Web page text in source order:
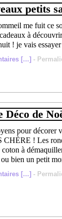
petits
me fuit ce
à
! je vais
[…] -
Déco de
pour
CHÈRE ! Les
coton à
bien un petit
[…] -